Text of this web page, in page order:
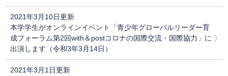
2021年3月10日更新
本学学生がオンラインイベント「青少年グローバルリーダー育
成フォーラム第2回with＆postコロナの国際交流・国際協力」に
出演します（令和3年3月14日）
2021年3月1日更新